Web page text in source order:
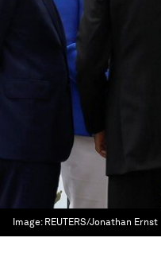
Image: REUTERS/Jonathan Ernst